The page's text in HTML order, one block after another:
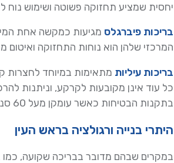
יחסית שמציע תחזוקה פשוטה ושימוש נוח
בריכות פיברגלס מגיעות כמקשה אחת
המרכזי שלהן הוא נוחות התחזוקה ואיטום
בריכות עיליות מתאימות במיוחד לחצרות
כל עוד אינן מקובעות לקרקע, וניתנות
בתקנות הבטיחות כאשר עומקן מעל 60 סנטימטרים.
היתרי בנייה ורגולציה בראש העין
במקרים שבהם מדובר בבריכה שקועה, כמו